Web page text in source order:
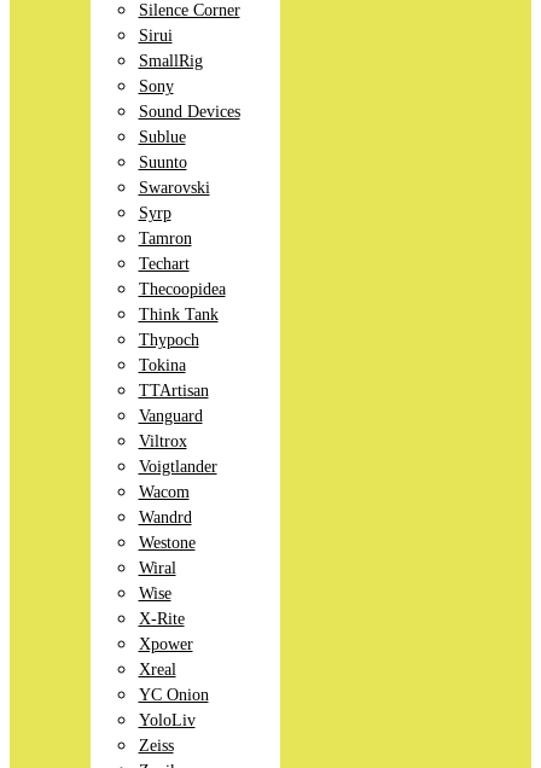
Silence Corner
Sirui
SmallRig
Sony
Sound Devices
Sublue
Suunto
Swarovski
Syrp
Tamron
Techart
Thecoopidea
Think Tank
Thypoch
Tokina
TTArtisan
Vanguard
Viltrox
Voigtlander
Wacom
Wandrd
Westone
Wiral
Wise
X-Rite
Xpower
Xreal
YC Onion
YoloLiv
Zeiss